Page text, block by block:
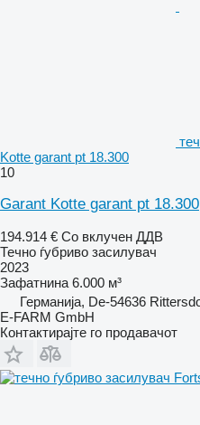
Kotte garant pt 18.300
10
Garant Kotte garant pt 18.300
194.914 € Со вклучен ДДВ
Течно ѓубриво засилувач
2023
Зафатнина 6.000 м³
Германија, De-54636
E-FARM GmbH
Контактирајте го продавачот